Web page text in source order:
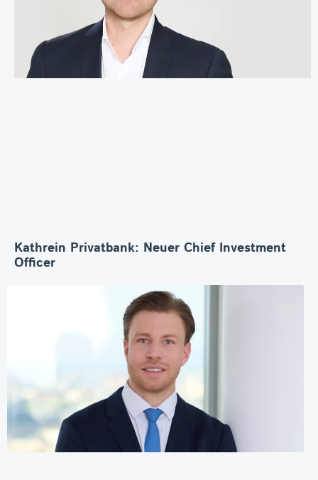
Kathrein Privatbank: Neuer Chief Investment
Officer